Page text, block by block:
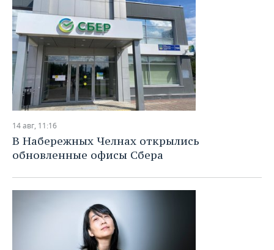
14 авг, 11:16
В Набережных Челнах открылись
обновленные офисы Сбера